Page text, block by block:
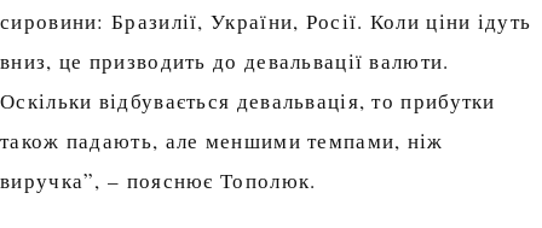
сировини: Бразилії, України, Росії. Коли ціни ідуть
вниз, це призводить до девальвації валюти.
Оскільки відбувається девальвація, то прибутки
також падають, але меншими темпами, ніж
виручка”, – пояснює Тополюк.